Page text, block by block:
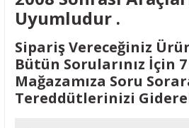
Uyumludur .
Sipariş Vereceğiniz
Bütün Sorularınız İçin
Mağazamıza Soru
Tereddütlerinizi